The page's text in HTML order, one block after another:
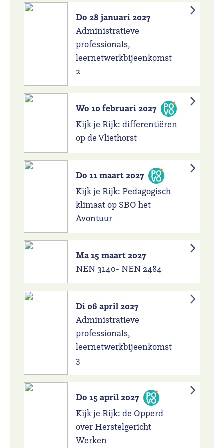
Do 28 januari 2027
Administratieve
professionals,
leernetwerkbijeenkomst
2
Wo 10 februari 2027
Kijk je Rijk: differentiëren
op de Vliethorst
Do 11 maart 2027
Kijk je Rijk: Pedagogisch
klimaat op SBO het
Avontuur
Ma 15 maart 2027
NEN 3140- NEN 2484
Di 06 april 2027
Administratieve
professionals,
leernetwerkbijeenkomst
3
Do 15 april 2027
Kijk je Rijk: de Opperd
over Herstelgericht
Werken